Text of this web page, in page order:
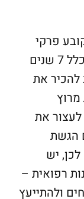
פרקי
זמן מוגבלים להגשת תביעה, בדרך כלל 7 שנים
להכיר את
מרוץ
לעצור את
הגשת
יש
רפואית –
ולהתייעץ